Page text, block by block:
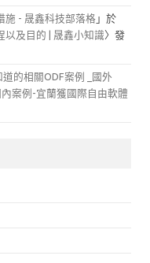
施 - 晟鑫科技部落格 」於
以及目的 | 晟鑫小知識〉發
的相關ODF案例 _國外
內案例-宜蘭獲國際自由軟體